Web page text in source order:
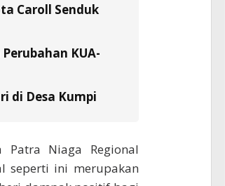
Caroll Senduk
KUA-
di Desa Kumpi
Patra Niaga Regional
seperti ini merupakan